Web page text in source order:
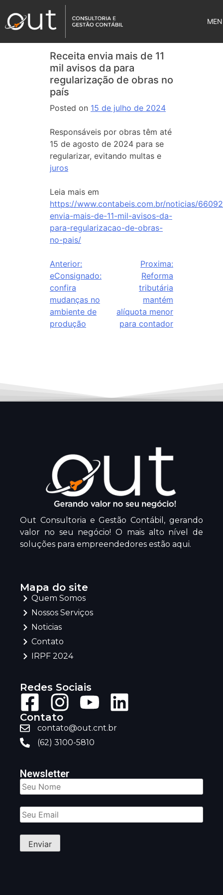
Receita envia mais de 11
mil avisos da para
regularização de obras no
país
Posted on 15 de julho de 2024
Responsáveis por obras têm até
15 de agosto de 2024 para se
regularizar, evitando multas e
juros
Leia mais em
https://www.contabeis.com.br/noticias/
envia-mais-de-11-mil-avisos-da-
para-regularizacao-de-obras-
no-pais/
Anterior:
eConsignado:
confira
mudanças no
ambiente de
produção
Proxima:
Reforma
tributária
mantém
alíquota menor
para contador
Out Consultoria e Gestão Contábil, gerando
valor no seu negócio! O mais alto nível de
soluções para empreendedores estão aqui.
Mapa do site
Quem Somos
Nossos Serviços
Noticias
Contato
IRPF 2024
Redes Sociais
Contato
contato@out.cnt.br
(62) 3100-5810
Newsletter